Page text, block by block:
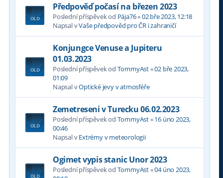
Předpověď počasí na březen 2023
Poslední příspěvek od Pája76«02 bře 2023, 12:18
Napsal vVaše předpověd pro ČR i zahraničí
Konjungce Venuse a Jupiteru
01.03.2023
Poslední příspěvek od TommyAst«02 bře 2023,
01:09
Napsal vOptické jevy v atmosféře
Zemetreseni v Turecku 06.02.2023
Poslední příspěvek od TommyAst«16 úno 2023,
00:46
Napsal vExtrémy v meteorologii
Ogimet vypis stanic Unor 2023
Poslední příspěvek od TommyAst«04 úno 2023,